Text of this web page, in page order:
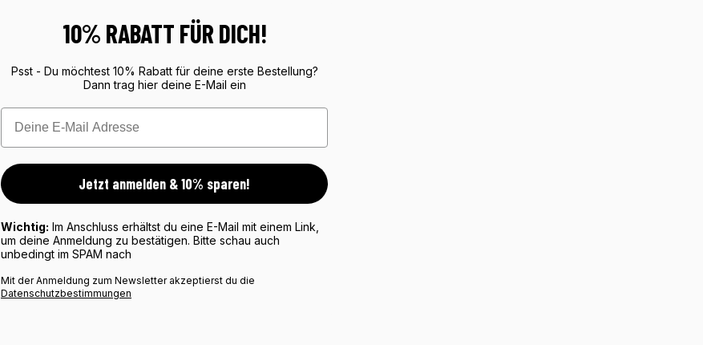
10% RABATT FÜR DICH!
Psst - Du möchtest 10% Rabatt für deine erste Bestellung?
Dann trag hier deine E-Mail ein
Email
Jetzt anmelden & 10% sparen!
Wichtig: Im Anschluss erhältst du eine E-Mail mit einem Link,
um deine Anmeldung zu bestätigen. Bitte schau auch
unbedingt im SPAM nach
Mit der Anmeldung zum Newsletter akzeptierst du die
Datenschutzbestimmungen